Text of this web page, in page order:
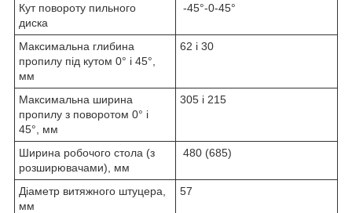
Кут повороту пильного
диска
-45°-0-45°
Максимальна глибина
пропилу під кутом 0° і 45°,
мм
62 і 30
Максимальна ширина
пропилу з поворотом 0° і
45°, мм
305 і 215
Ширина робочого стола (з
розширювачами), мм
480 (685)
Діаметр витяжного штуцера,
мм
57